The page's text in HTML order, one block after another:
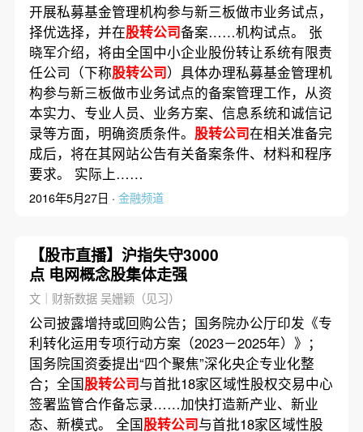
开展私募基金管理机构参与新三板做市业务试点，
择优选择，并在股转公司备案……机构试点。 张
晓军介绍，将由全国中小企业股份转让系统有限责
任公司（下称股转公司）具体办理私募基金管理机
构参与新三板做市业务试点的备案管理工作，从资
本实力、专业人员、业务方案、信息系统和诚信记
录等方面，明确资质条件。 股转公司在相关准备完
成后，将在其网站公告有关备案条件、材料和程序
要求。 实际上……
2016年5月27日 · 金融频道
【股市直播】沪指失守3000
点 电网概念股集体走强
文｜财新数据 吴姗颖（见习）
公司披露增持或回购公告；国务院办公厅印发《专
利转化运用专项行动方案（2023－2025年）》；
国务院国资委提出“四个聚焦”深化央企专业化整
合；全国股转公司与首批18家区域性股权交易中心
签署监管合作备忘录……加快打造新产业、新业
态、新模式。 全国股转公司与首批18家区域性股